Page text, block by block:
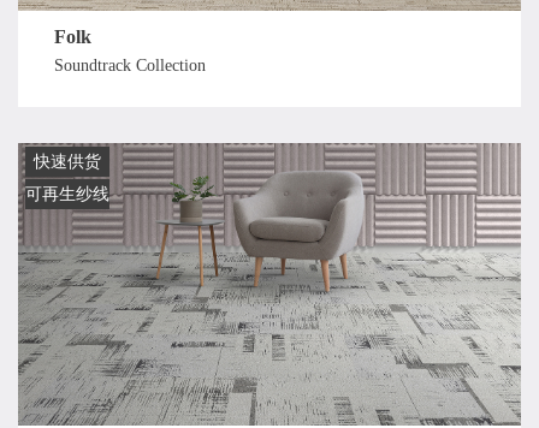
Folk
Soundtrack Collection
快速供货
可再生纱线